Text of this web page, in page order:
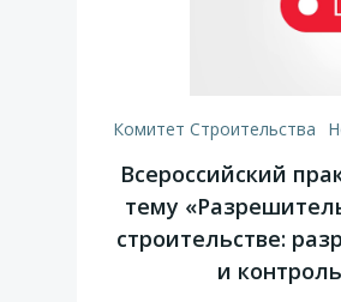
Комитет Строительства
Всероссийский
тему
строительстве:
и